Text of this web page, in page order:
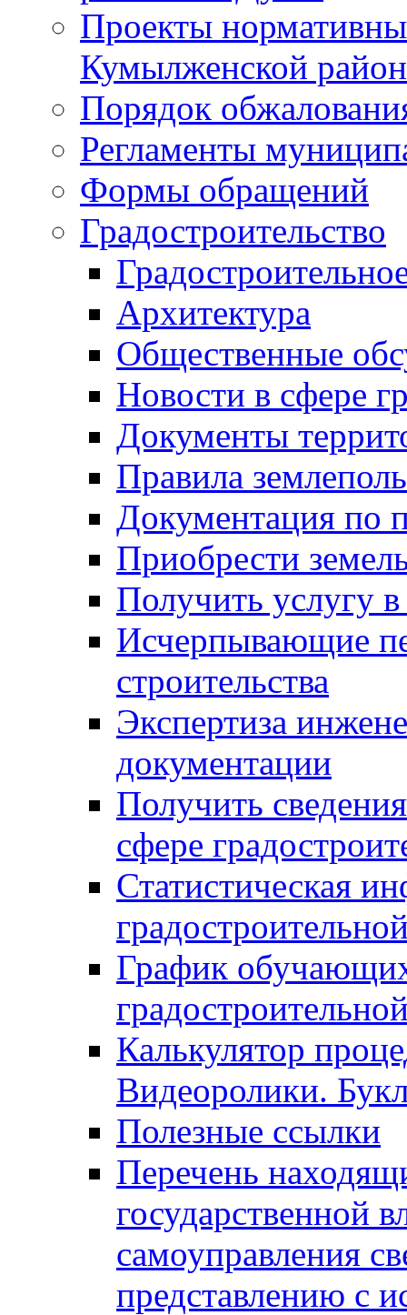
Проекты
Кумылженской
Порядок
Регламенты
Формы обращений
Градостроительство
Архитектура
Общественные
Новости в сфере
Документы
Правила
Документация по
Приобрести
Получить услугу в
Исчерпывающие
строительства
Экспертиза
документации
Получить
сфере
Статистическая
График
Калькулятор
Видеоролики.
Полезные ссылки
Перечень
государственной
самоуправления
представлению с